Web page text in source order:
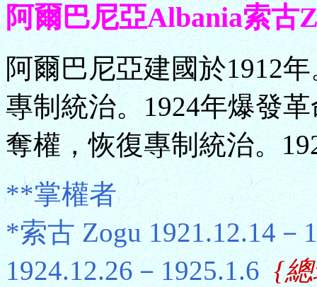
阿爾巴尼亞Albania索古
阿爾巴尼亞建國於1912
專制統治。1924年爆發
奪權，恢復專制統治。
**掌權者
*索古 Zogu 1921.12.14－
1924.12.26－1925.1.6{總